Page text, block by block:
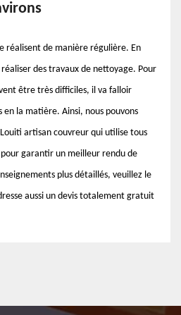
réalisent de manière régulière. En
des travaux de nettoyage. Pour
être très difficiles, il va falloir
la matière. Ainsi, nous pouvons
artisan couvreur qui utilise tous
garantir un meilleur rendu de
plus détaillés, veuillez le
aussi un devis totalement gratuit